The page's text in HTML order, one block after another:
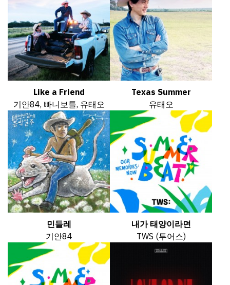
Like a Friend
기안84, 빠니보틀, 유태오
Texas Summer
유태오
민들레
기안84
내가 태양이라면
TWS (투어스)